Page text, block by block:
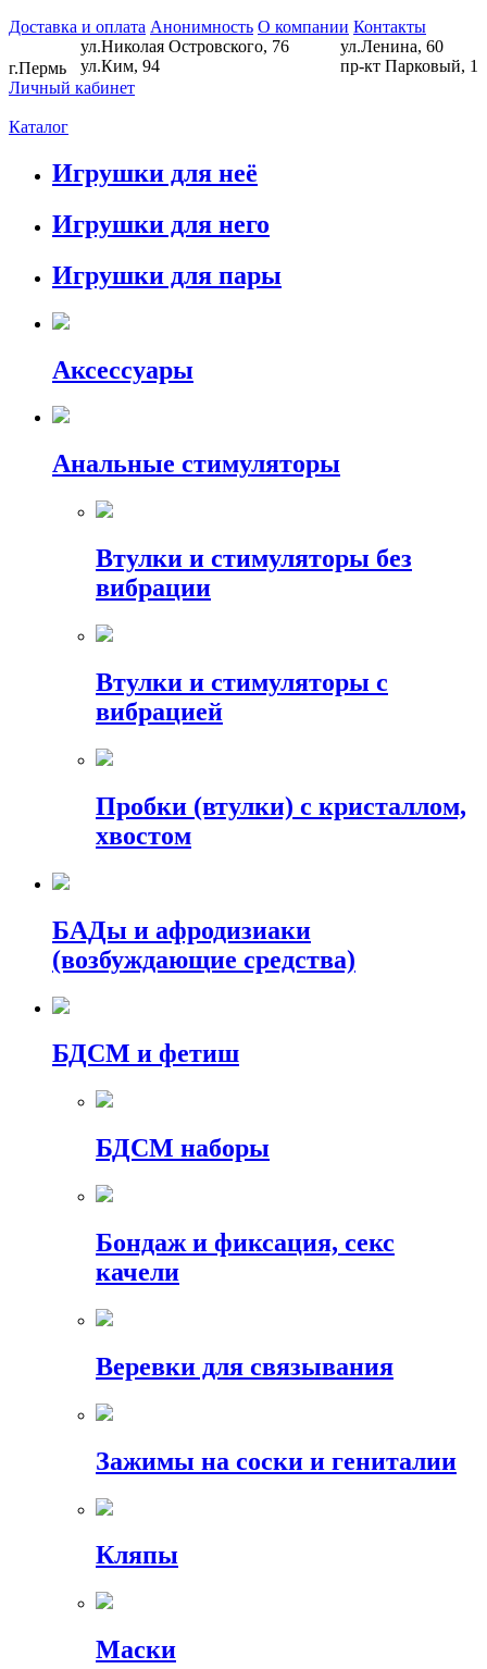
Доставка и оплата Анонимность О компании Контакты
г.Пермь
ул.Николая Островского, 76
ул.Ким, 94
ул.Ленина, 60
пр-кт Парковый, 1
Личный кабинет
Каталог
Игрушки для неё
Игрушки для него
Игрушки для пары
Аксессуары
Анальные стимуляторы
Втулки и стимуляторы без
вибрации
Втулки и стимуляторы с
вибрацией
Пробки (втулки) с кристаллом,
хвостом
БАДы и афродизиаки
(возбуждающие средства)
БДСМ и фетиш
БДСМ наборы
Бондаж и фиксация, секс
качели
Веревки для связывания
Зажимы на соски и гениталии
Кляпы
Маски